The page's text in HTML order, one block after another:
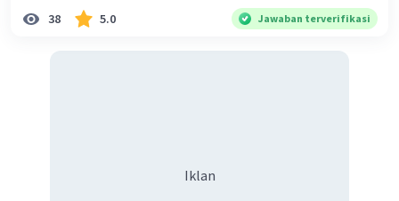
38 5.0 Jawaban terverifikasi
Iklan